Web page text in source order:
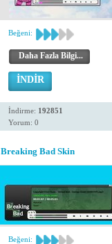
Beğeni:
Daha Fazla Bilgi...
İNDİR
İndirme: 192851
Yorum: 0
Breaking Bad Skin
Beğeni: